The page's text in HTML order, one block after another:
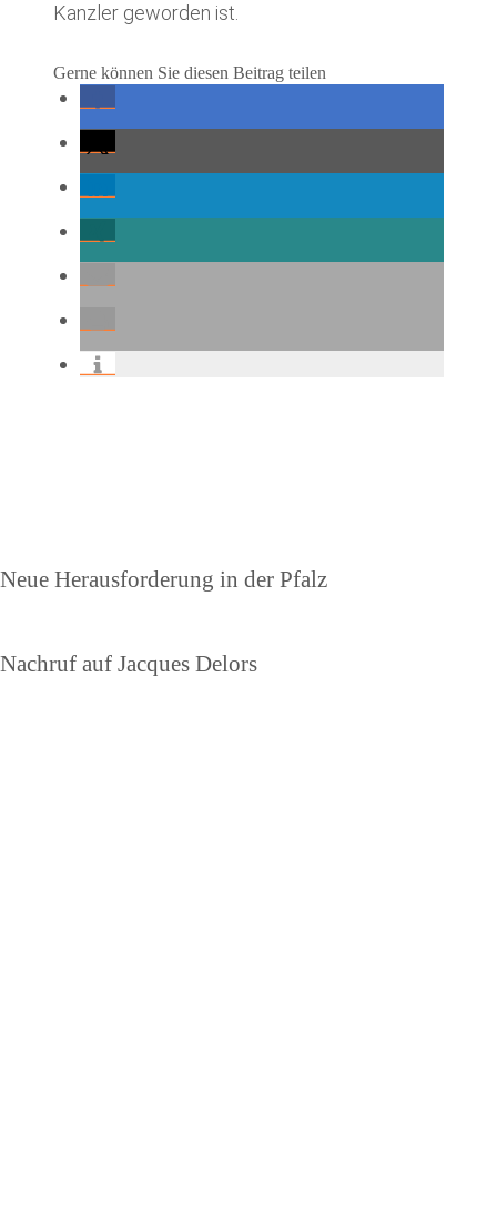
Kanzler geworden ist.
Gerne können Sie diesen Beitrag teilen
Vorheriger
Neue Herausforderung in der Pfalz
Nächster
Nachruf auf Jacques Delors